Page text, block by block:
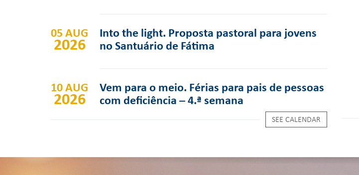
05 AUG
2026
Into the light. Proposta pastoral para jovens
no Santuário de Fátima
10 AUG
2026
Vem para o meio. Férias para pais de pessoas
com deficiência – 4.ª semana
SEE CALENDAR